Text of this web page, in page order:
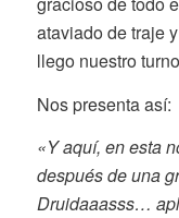
ataviado de traje
llego nuestro
Nos presenta así:
«Y aquí, en esta
después de una
Druidaaasss…